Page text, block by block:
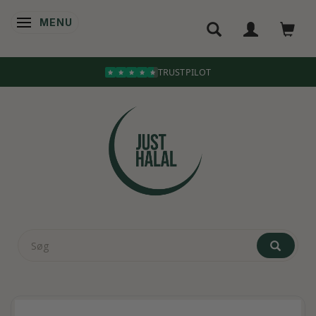
SKIFTE NAVIGATION
MENU
TRUSTPILOT